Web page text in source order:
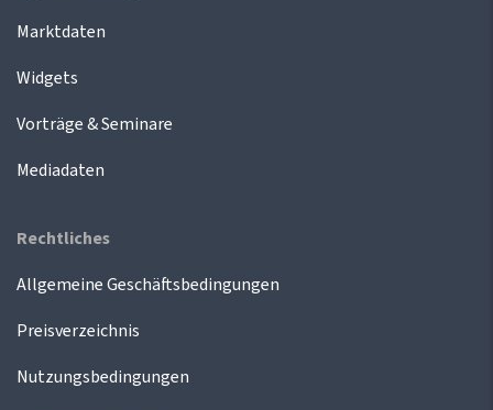
Marktdaten
Widgets
Vorträge & Seminare
Mediadaten
Rechtliches
Allgemeine Geschäftsbedingungen
Preisverzeichnis
Nutzungsbedingungen